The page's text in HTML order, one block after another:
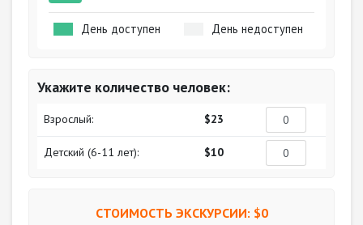
День доступен День недоступен
Укажите количество человек:
Взрослый: $23
Детский (6-11 лет): $10
СТОИМОСТЬ ЭКСКУРСИИ: $0